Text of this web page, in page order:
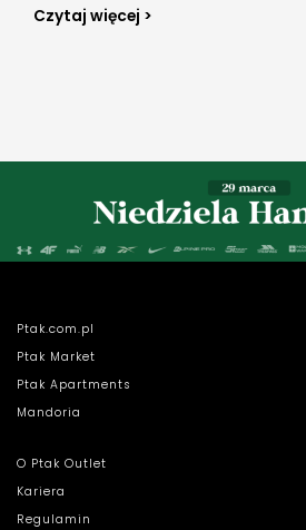
Czytaj więcej >
Ptak.com.pl
Ptak Market
Ptak Apartments
Mandoria
O Ptak Outlet
Kariera
Regulamin